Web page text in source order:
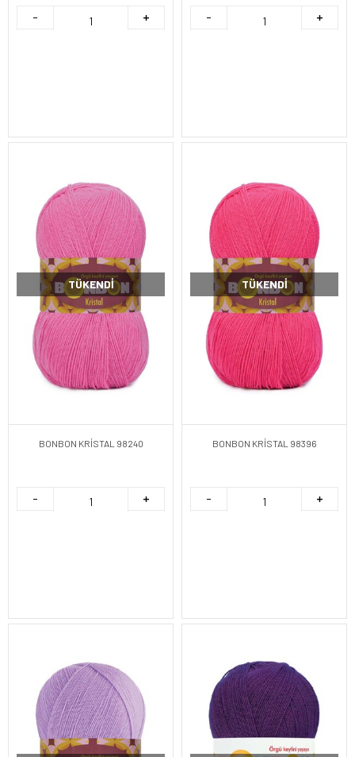
TÜKENDI
BONBON KRİSTAL 98240
TÜKENDI
BONBON KRİSTAL 98396